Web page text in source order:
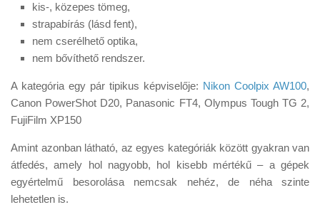
kis-, közepes tömeg,
strapabírás (lásd fent),
nem cserélhető optika,
nem bővíthető rendszer.
A kategória egy pár tipikus képviselője: Nikon Coolpix AW100,
Canon PowerShot D20, Panasonic FT4, Olympus Tough TG 2,
FujiFilm XP150
Amint azonban látható, az egyes kategóriák között gyakran van
átfedés, amely hol nagyobb, hol kisebb mértékű – a gépek
egyértelmű besorolása nemcsak nehéz, de néha szinte
lehetetlen is.